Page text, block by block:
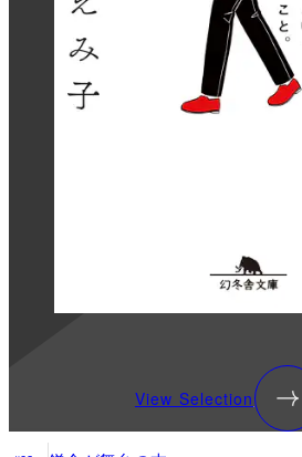
View Selection